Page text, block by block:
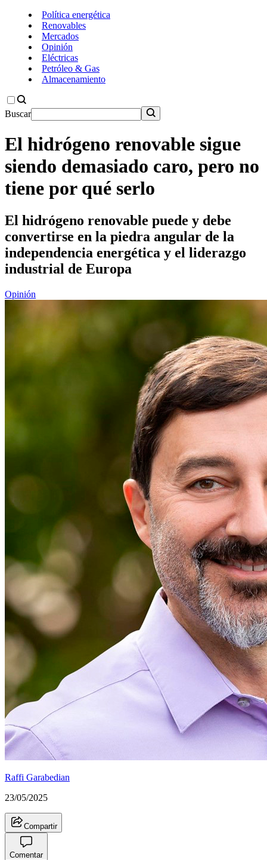
Política energética
Renovables
Mercados
Opinión
Eléctricas
Petróleo & Gas
Almacenamiento
Buscar
El hidrógeno renovable sigue
siendo demasiado caro, pero no
tiene por qué serlo
El hidrógeno renovable puede y debe
convertirse en la piedra angular de la
independencia energética y el liderazgo
industrial de Europa
Opinión
Raffi Garabedian
23/05/2025
Compartir
Comentar